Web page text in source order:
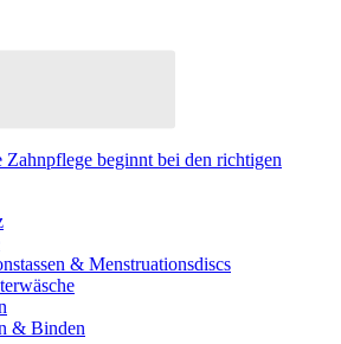
Zahnpflege beginnt bei den richtigen
& Menstruationsdiscs
& Binden